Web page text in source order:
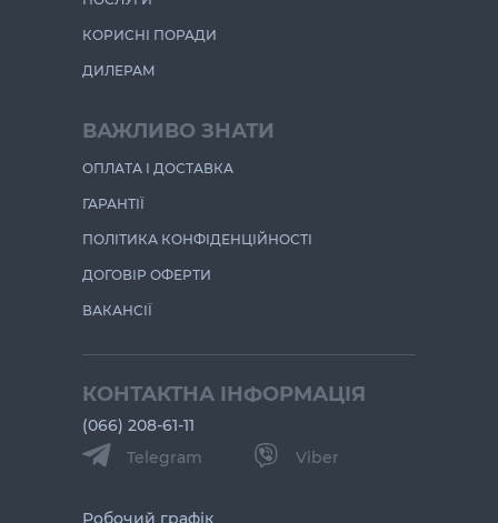
КОРИСНІ ПОРАДИ
ДИЛЕРАМ
ВАЖЛИВО ЗНАТИ
ОПЛАТА І ДОСТАВКА
ГАРАНТІЇ
ПОЛІТИКА КОНФІДЕНЦІЙНОСТІ
ДОГОВІР ОФЕРТИ
ВАКАНСІЇ
КОНТАКТНА ІНФОРМАЦІЯ
(066) 208-61-11
Telegram
Viber
Робочий графік